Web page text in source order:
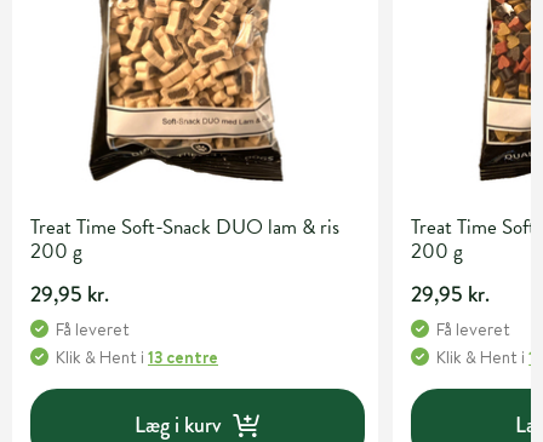
Treat Time Soft-Snack DUO lam & ris
200 g
29,95 kr.
Få leveret
Klik & Hent i 13 centre
Læg i kurv
Treat Time
200 g
29,95 kr.
Få leveret
Klik & Hent i